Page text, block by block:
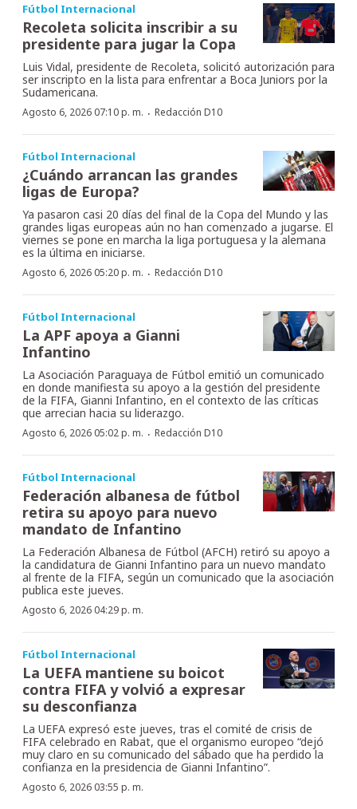
Fútbol Internacional
Recoleta solicita inscribir a su
presidente para jugar la Copa
Luis Vidal, presidente de Recoleta, solicitó autorización para
ser inscripto en la lista para enfrentar a Boca Juniors por la
Sudamericana.
Agosto 6, 2026 07:10 p. m. · Redacción D10
Fútbol Internacional
¿Cuándo arrancan las grandes
ligas de Europa?
Ya pasaron casi 20 días del final de la Copa del Mundo y las
grandes ligas europeas aún no han comenzado a jugarse. El
viernes se pone en marcha la liga portuguesa y la alemana
es la última en iniciarse.
Agosto 6, 2026 05:20 p. m. · Redacción D10
Fútbol Internacional
La APF apoya a Gianni
Infantino
La Asociación Paraguaya de Fútbol emitió un comunicado
en donde manifiesta su apoyo a la gestión del presidente
de la FIFA, Gianni Infantino, en el contexto de las críticas
que arrecian hacia su liderazgo.
Agosto 6, 2026 05:02 p. m. · Redacción D10
Fútbol Internacional
Federación albanesa de fútbol
retira su apoyo para nuevo
mandato de Infantino
La Federación Albanesa de Fútbol (AFCH) retiró su apoyo a
la candidatura de Gianni Infantino para un nuevo mandato
al frente de la FIFA, según un comunicado que la asociación
publica este jueves.
Agosto 6, 2026 04:29 p. m.
Fútbol Internacional
La UEFA mantiene su boicot
contra FIFA y volvió a expresar
su desconfianza
La UEFA expresó este jueves, tras el comité de crisis de
FIFA celebrado en Rabat, que el organismo europeo “dejó
muy claro en su comunicado del sábado que ha perdido la
confianza en la presidencia de Gianni Infantino”.
Agosto 6, 2026 03:55 p. m.